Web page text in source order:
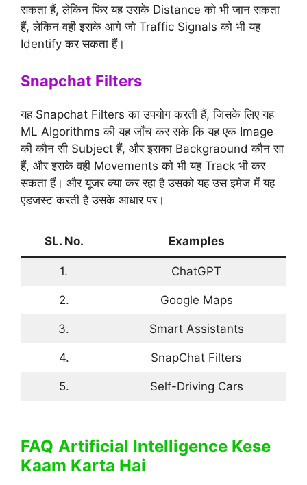
सकता हैं, लेकिन फिर यह उसके Distance को भी जान सकता
हैं, लेकिन वही इसके आगे जो Traffic Signals को भी यह
Identify कर सकता हैं।
Snapchat Filters
यह Snapchat Filters का उपयोग करती हैं, जिसके लिए यह
ML Algorithms की यह जाँच कर सके कि यह एक Image
की कौन सी Subject हैं, और इसका Backgraound कौन सा
हैं, और इसके वही Movements को भी यह Track भी कर
सकता हैं। और यूजर क्या कर रहा है उसको यह उस इमेज में यह
एडजस्ट करती है उसके आधार पर।
SL. No. Examples
1. ChatGPT
2. Google Maps
3. Smart Assistants
4. SnapChat Filters
5. Self-Driving Cars
FAQ Artificial Intelligence Kese
Kaam Karta Hai